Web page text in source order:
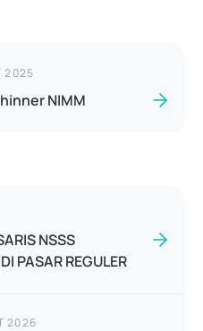
2025
NIMM
NSSS
PASAR REGULER
2026